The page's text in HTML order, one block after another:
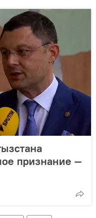
признание —